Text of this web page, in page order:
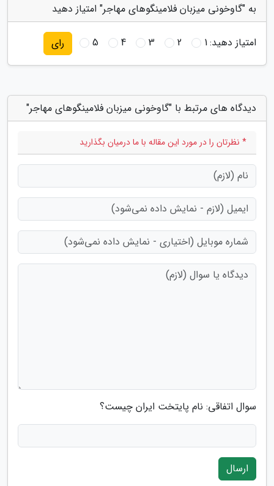
به "گاوخونی میزبان فلامینگوهای مهاجر" امتیاز دهید
امتیاز دهید:1
2
3
4
5 رای
دیدگاه های مرتبط با "گاوخونی میزبان فلامینگوهای مهاجر"
* نظرتان را در مورد این مقاله با ما درمیان بگذارید
سوال اتفاقی: نام پایتخت ایران چیست؟
ارسال